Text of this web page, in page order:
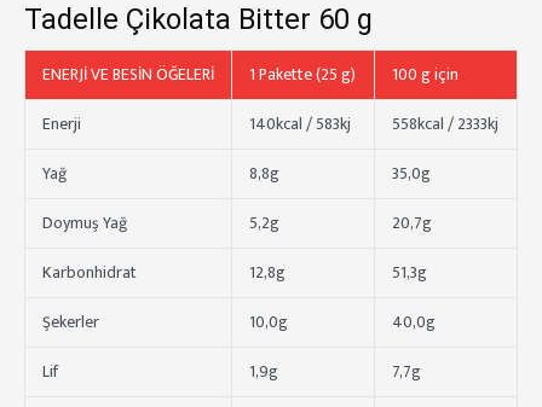
Tadelle Çikolata Bitter 60 g
ENERJİ VE BESİN ÖĞELERİ 1 Pakette (25 g)
100 g için
Enerji
140kcal / 583kj
558kcal / 2333kj
Yağ
8,8g
35,0g
Doymuş Yağ
5,2g
20,7g
Karbonhidrat
12,8g
51,3g
Şekerler
10,0g
40,0g
Lif
1,9g
7,7g